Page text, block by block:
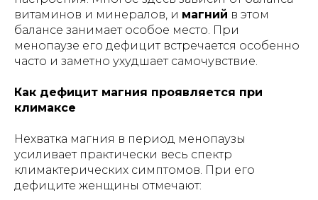
витаминов и минералов, и магний в этом
балансе занимает особое место. При
менопаузе его дефицит встречается особенно
часто и заметно ухудшает самочувствие.
Как дефицит магния проявляется при
климаксе
Нехватка магния в период менопаузы
усиливает практически весь спектр
климактерических симптомов. При его
дефиците женщины отмечают: